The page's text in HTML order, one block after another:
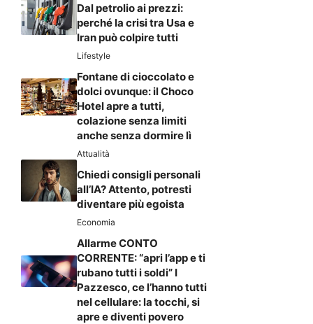
Dal petrolio ai prezzi:
perché la crisi tra Usa e
Iran può colpire tutti
Lifestyle
Fontane di cioccolato e
dolci ovunque: il Choco
Hotel apre a tutti,
colazione senza limiti
anche senza dormire lì
Attualità
Chiedi consigli personali
all’IA? Attento, potresti
diventare più egoista
Economia
Allarme CONTO
CORRENTE: “apri l’app e ti
rubano tutti i soldi” I
Pazzesco, ce l’hanno tutti
nel cellulare: la tocchi, si
apre e diventi povero